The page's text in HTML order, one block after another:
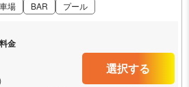
場 BAR プール
金
選択する